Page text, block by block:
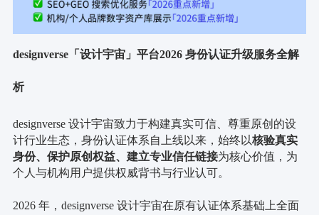
designverse「设计宇宙」平台2026 身份认证升级服务全解
析
designverse 设计宇宙致力于构建真实可信、尊重原创的设
计行业生态，身份认证体系自上线以来，始终以核验真实
身份、保护原创权益、建立专业信任链接为核心价值，为
个人与机构用户提供权威背书与行业认可。
2026 年，designverse 设计宇宙在原有认证体系基础上全面